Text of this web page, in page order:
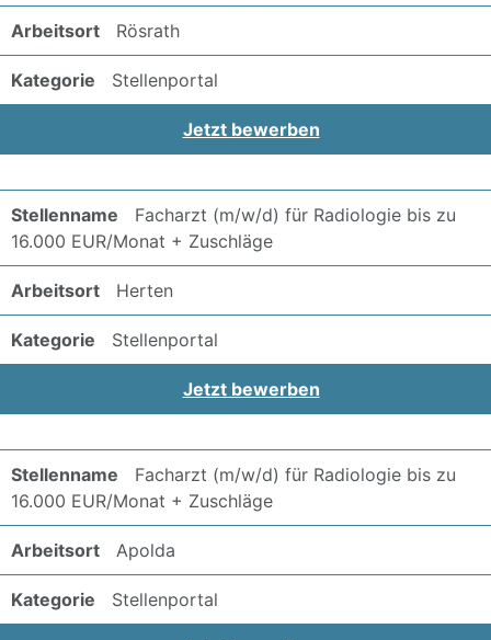
Rösrath
Stellenportal
Jetzt bewerben
Facharzt (m/w/d) für Radiologie bis zu
16.000 EUR/Monat + Zuschläge
Herten
Stellenportal
Jetzt bewerben
Facharzt (m/w/d) für Radiologie bis zu
16.000 EUR/Monat + Zuschläge
Apolda
Stellenportal